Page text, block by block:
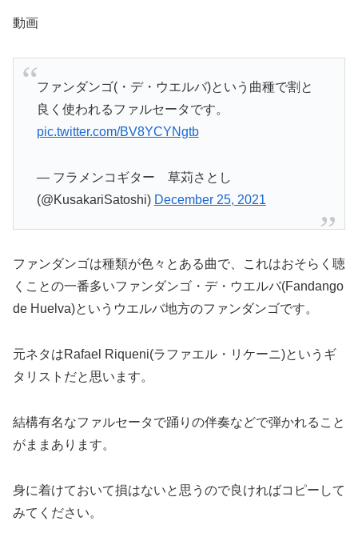
動画
ファンダンゴ(・デ・ウエルバ)という曲種で割と
良く使われるファルセータです。
pic.twitter.com/BV8YCYNgtb
— フラメンコギター 草苅さとし
(@KusakariSatoshi) December 25, 2021
ファンダンゴは種類が色々とある曲で、これはおそらく聴
くことの一番多いファンダンゴ・デ・ウエルバ(Fandango
de Huelva)というウエルバ地方のファンダンゴです。
元ネタはRafael Riqueni(ラファエル・リケーニ)というギ
タリストだと思います。
結構有名なファルセータで踊りの伴奏などで弾かれること
がままあります。
身に着けておいて損はないと思うので良ければコピーして
みてください。